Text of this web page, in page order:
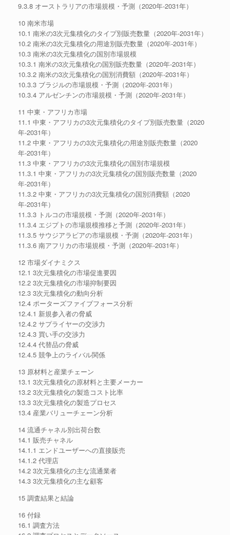
9.3.8 オーストラリアの市場規模・予測（2020年-2031年）
10 南米市場
10.1 南米の3次元集積化のタイプ別販売数量（2020年-2031年）
10.2 南米の3次元集積化の用途別販売数量（2020年-2031年）
10.3 南米の3次元集積化の国別市場規模
10.3.1 南米の3次元集積化の国別販売数量（2020年-2031年）
10.3.2 南米の3次元集積化の国別消費額（2020年-2031年）
10.3.3 ブラジルの市場規模・予測（2020年-2031年）
10.3.4 アルゼンチンの市場規模・予測（2020年-2031年）
11 中東・アフリカ市場
11.1 中東・アフリカの3次元集積化のタイプ別販売数量（2020
年-2031年）
11.2 中東・アフリカの3次元集積化の用途別販売数量（2020
年-2031年）
11.3 中東・アフリカの3次元集積化の国別市場規模
11.3.1 中東・アフリカの3次元集積化の国別販売数量（2020
年-2031年）
11.3.2 中東・アフリカの3次元集積化の国別消費額（2020
年-2031年）
11.3.3 トルコの市場規模・予測（2020年-2031年）
11.3.4 エジプトの市場規模推移と予測（2020年-2031年）
11.3.5 サウジアラビアの市場規模・予測（2020年-2031年）
11.3.6 南アフリカの市場規模・予測（2020年-2031年）
12 市場ダイナミクス
12.1 3次元集積化の市場促進要因
12.2 3次元集積化の市場抑制要因
12.3 3次元集積化の動向分析
12.4 ポーターズファイブフォース分析
12.4.1 新規参入者の脅威
12.4.2 サプライヤーの交渉力
12.4.3 買い手の交渉力
12.4.4 代替品の脅威
12.4.5 競争上のライバル関係
13 原材料と産業チェーン
13.1 3次元集積化の原材料と主要メーカー
13.2 3次元集積化の製造コスト比率
13.3 3次元集積化の製造プロセス
13.4 産業バリューチェーン分析
14 流通チャネル別出荷台数
14.1 販売チャネル
14.1.1 エンドユーザーへの直接販売
14.1.2 代理店
14.2 3次元集積化の主な流通業者
14.3 3次元集積化の主な顧客
15 調査結果と結論
16 付録
16.1 調査方法